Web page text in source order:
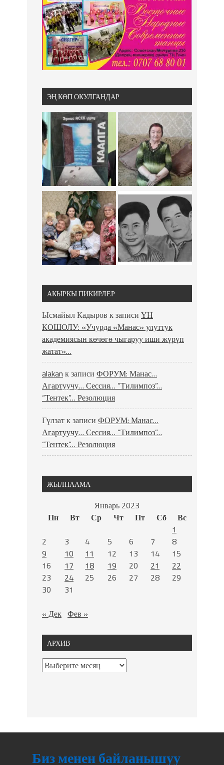
ЭҢ КӨП ОКУЛГАНДАР
АКЫРКЫ ПИКИРЛЕР
Ысмайыл Кадыров к записи ҮН
КОШОЛУ: «Учурда «Манас» улуттук
академиясын көчөгө чыгаруу иши жүрүп
жатат»…
alakan к записи ФОРУМ: Манас…
Агартуучу… Сессия… “Тилимпоз”…
“Тентек”… Резолюция
Гүлзатк записи ФОРУМ: Манас…
Агартуучу… Сессия… “Тилимпоз”…
“Тентек”… Резолюция
ЖЫЛНААМА
Январь 2023
Пн
Вт Ср Чт Пт Сб
Вс
1
2
3 4 5 6 7
8
9
10 11 12 13 14
15
16
17 18 19 20 21
22
23
24 25 26 27 28
29
30
31
« Дек Фев »
АРХИВ
Биз менен байланышуу